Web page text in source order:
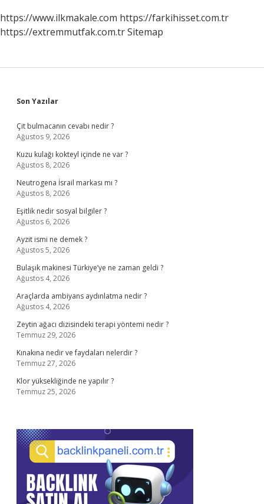
https://www.ilkmakale.com https://farkihisset.com.tr
https://extremmutfak.com.trSitemap
Sidebar
Son Yazılar
Çit bulmacanın cevabı nedir ?
Ağustos 9, 2026
Kuzu kulağı kokteyl içinde ne var ?
Ağustos 8, 2026
Neutrogena İsrail markası mı ?
Ağustos 8, 2026
Eşitlik nedir sosyal bilgiler ?
Ağustos 6, 2026
Ayzit ismi ne demek ?
Ağustos 5, 2026
Bulaşık makinesi Türkiye’ye ne zaman geldi ?
Ağustos 4, 2026
Araçlarda ambiyans aydınlatma nedir ?
Ağustos 4, 2026
Zeytin ağacı dizisindeki terapi yöntemi nedir ?
Temmuz 29, 2026
Kınakına nedir ve faydaları nelerdir ?
Temmuz 27, 2026
Klor yüksekliğinde ne yapılır ?
Temmuz 25, 2026